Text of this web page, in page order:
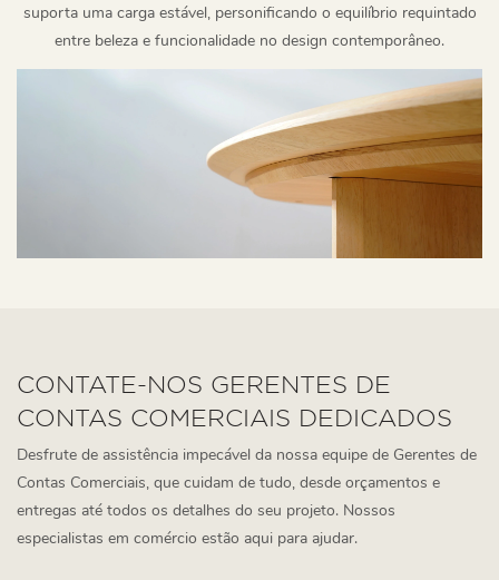
suporta uma carga estável, personificando o equilíbrio requintado
entre beleza e funcionalidade no design contemporâneo.
CONTATE-NOS GERENTES DE
CONTAS COMERCIAIS DEDICADOS
Desfrute de assistência impecável da nossa equipe de Gerentes de
Contas Comerciais, que cuidam de tudo, desde orçamentos e
entregas até todos os detalhes do seu projeto. Nossos
especialistas em comércio estão aqui para ajudar.